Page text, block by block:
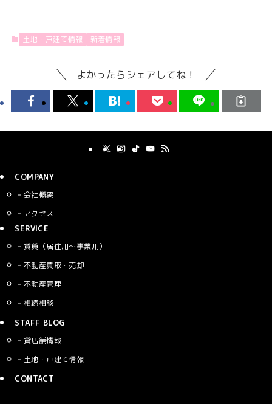
土地・戸建て情報 新着情報
よかったらシェアしてね！
COMPANY
会社概要
アクセス
SERVICE
賃貸（居住用〜事業用）
不動産買取・売却
不動産管理
相続相談
STAFF BLOG
貸店舗情報
土地・戸建て情報
CONTACT